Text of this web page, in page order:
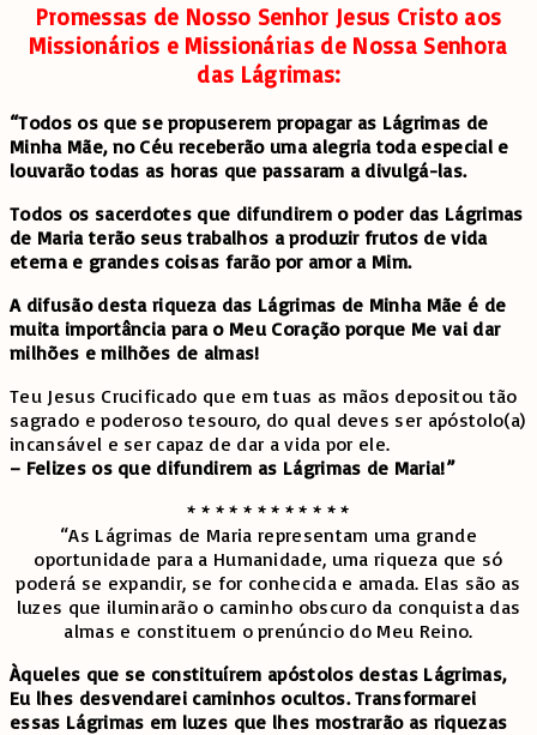
Promessas de Nosso Senhor Jesus Cristo aos
Missionários e Missionárias de Nossa Senhora
das Lágrimas:
“Todos os que se propuserem propagar as Lágrimas de
Minha Mãe, no Céu receberão uma alegria toda especial e
louvarão todas as horas que passaram a divulgá-las.
Todos os sacerdotes que difundirem o poder das Lágrimas
de Maria terão seus trabalhos a produzir frutos de vida
eterna e grandes coisas farão por amor a Mim.
A difusão desta riqueza das Lágrimas de Minha Mãe é de
muita importância para o Meu Coração porque Me vai dar
milhões e milhões de almas!
Teu Jesus Crucificado que em tuas as mãos depositou tão
sagrado e poderoso tesouro, do qual deves ser apóstolo(a)
incansável e ser capaz de dar a vida por ele.
– Felizes os que difundirem as Lágrimas de Maria!”
* * * * * * * * * * * *
“As Lágrimas de Maria representam uma grande
oportunidade para a Humanidade, uma riqueza que só
poderá se expandir, se for conhecida e amada. Elas são as
luzes que iluminarão o caminho obscuro da conquista das
almas e constituem o prenúncio do Meu Reino.
Àqueles que se constituírem apóstolos destas Lágrimas,
Eu lhes desvendarei caminhos ocultos. Transformarei
essas Lágrimas em luzes que lhes mostrarão as riquezas